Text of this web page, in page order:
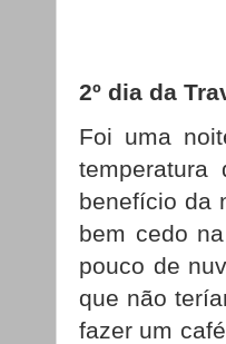
2º dia da
Foi uma
benefício da
bem cedo
pouco de
que não
fazer um